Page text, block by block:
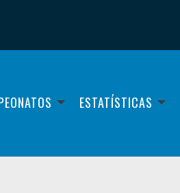
ESTATÍSTICAS